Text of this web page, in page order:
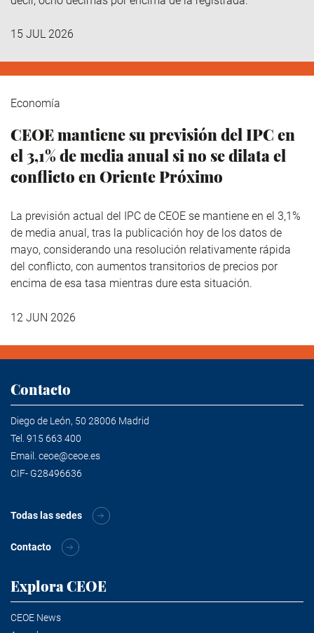
15 JUL 2026
Economía
CEOE mantiene su previsión del IPC en
el 3,1% de media anual si no se dilata el
conflicto en Oriente Próximo
La previsión actual del IPC de CEOE se mantiene en el 3,1%
de media anual, tras la publicación hoy de los datos de
mayo, considerando una resolución relativamente rápida
del conflicto, con aumentos transitorios de precios por
encima de esa tasa mientras dure esta situación.
12 JUN 2026
Contacto
Diego de León, 50 28006 Madrid
Tel. 915 663 400
Email. ceoe@ceoe.es
CIF- G28496636
Todas las sedes
Contacto
Explora CEOE
CEOE News